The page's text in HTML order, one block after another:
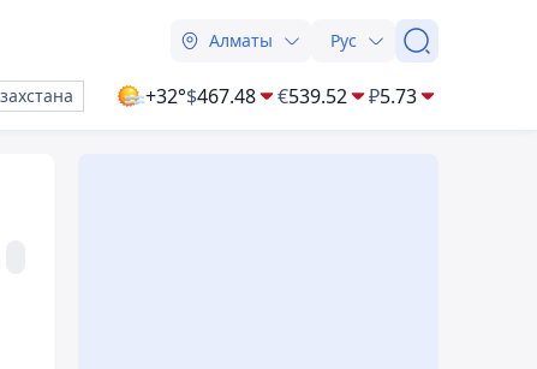
Алматы Рус
+32°$467.48 €539.52 ₽5.73